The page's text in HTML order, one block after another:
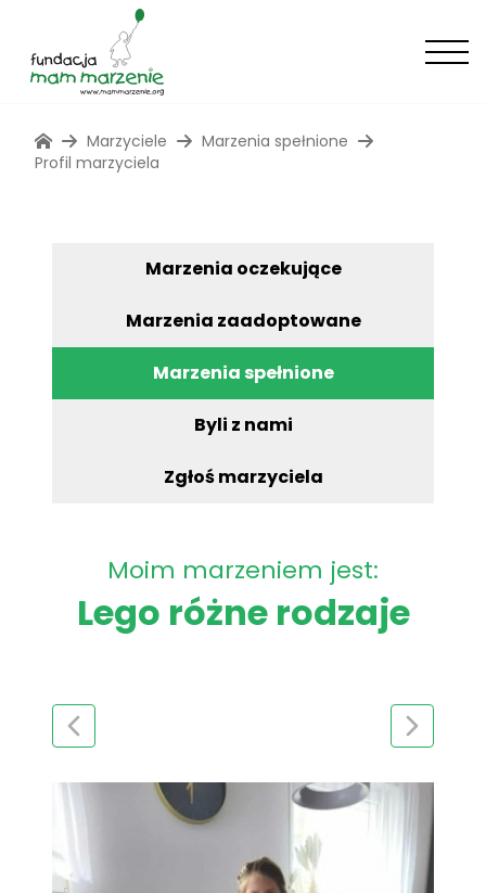
Marzyciele
Marzenia spełnione
Profil marzyciela
Marzenia oczekujące
Marzenia zaadoptowane
Marzenia spełnione
Byli z nami
Zgłoś marzyciela
Moim marzeniem jest:
Lego różne rodzaje